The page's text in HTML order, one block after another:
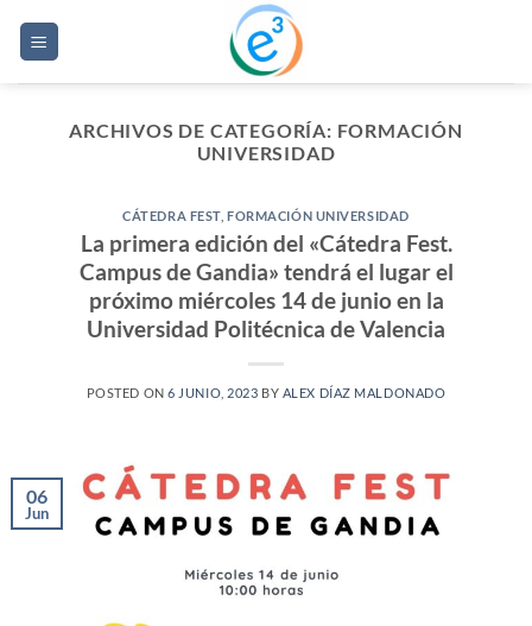
ARCHIVOS DE CATEGORÍA: FORMACIÓN
UNIVERSIDAD
CÁTEDRA FEST,FORMACIÓN UNIVERSIDAD
La primera edición del «Cátedra Fest.
Campus de Gandia» tendrá el lugar el
próximo miércoles 14 de junio en la
Universidad Politécnica de Valencia
POSTED ON6 JUNIO, 2023 BY ALEX DÍAZ MALDONADO
06
Jun